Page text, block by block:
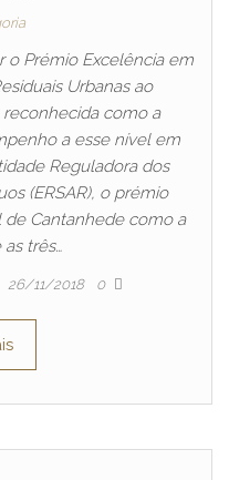
o Prémio Excelência em
Urbanas ao
como a
a esse nível em
Reguladora dos
(ERSAR), o prémio
Cantanhede como a
três…
26/11/2018 0